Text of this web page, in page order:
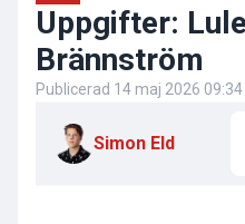
Uppgifter:
Brännström
Publicerad 14 maj 2026 09:34
Simon Eld